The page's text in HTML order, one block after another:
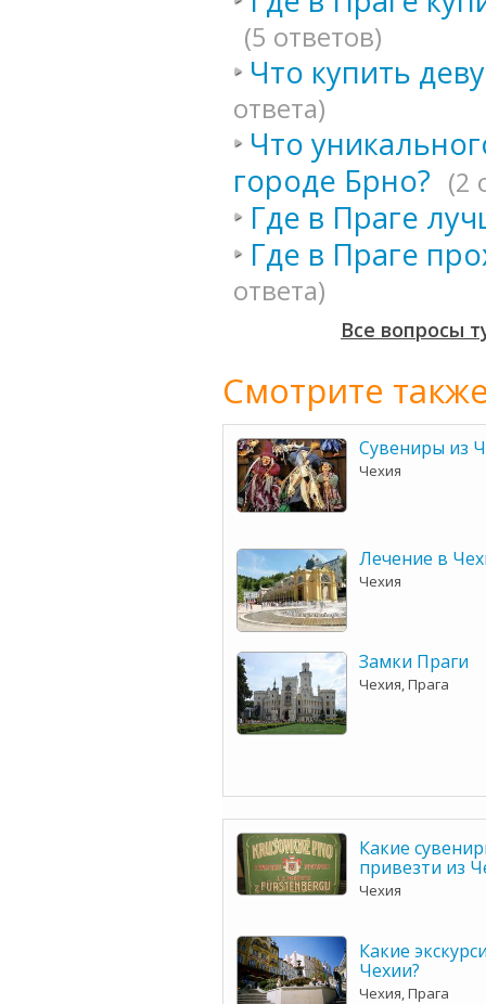
(5 ответов)
Что купить
ответа)
Что
городе Брно? (2
Где в Праге
Где в Праге
ответа)
Все вопросы
Смотрите
Сувениры из
Чехия
Лечение в
Чехия
Замки Праги
Чехия, Прага
Какие
привезти из
Чехия
Какие
Чехии?
Чехия, Прага